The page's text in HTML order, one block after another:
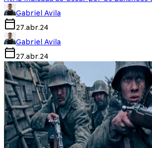
Gabriel Avila
27.abr.24
Gabriel Avila
27.abr.24